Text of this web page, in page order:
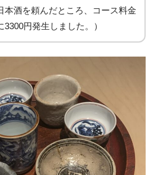
本酒を頼んだところ、コース料金
3300円発生しました。）